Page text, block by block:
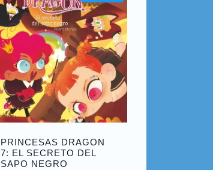
PRINCESAS DRAGON
7: EL SECRETO DEL
SAPO NEGRO